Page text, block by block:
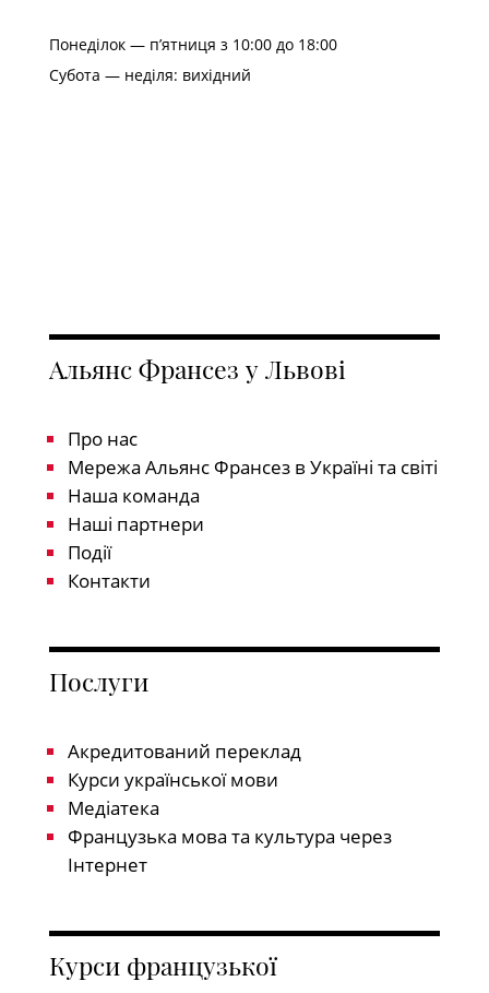
Понеділок — п’ятниця з 10:00 до 18:00
Субота — неділя: вихідний
Альянс Франсез у Львові
Про нас
Мережа Альянс Франсез в Україні та світі
Наша команда
Наші партнери
Події
Контакти
Послуги
Акредитований переклад
Курси української мови
Медіатека
Французька мова та культура через
Інтернет
Курси французької